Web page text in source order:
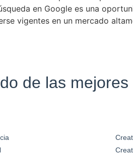
en Google es una
vigentes en un mercado
de las